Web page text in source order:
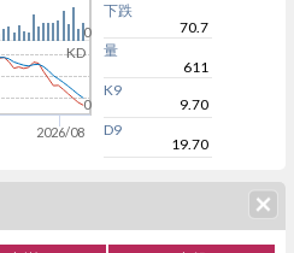
KD
2026/08
0
0
下跌
70.7
量
611
K9
9.70
D9
19.70